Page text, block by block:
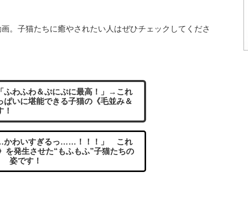
。子猫たちに癒やされたい人はぜひチェックしてくださ
ふわふわ＆ぷにぷに最高！」→これ
ぱいに堪能できる子猫の《毛並み＆
！
…かわいすぎるっ……！！！」 これ
を発生させた“もふもふ”子猫たちの
姿です！